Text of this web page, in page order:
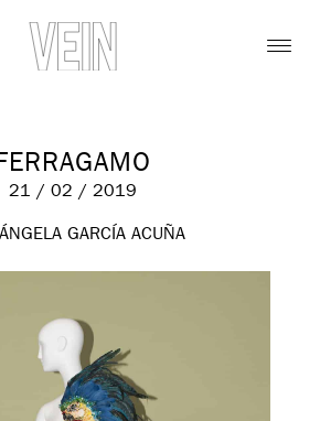
21 / 02 / 2019
GARCÍA ACUÑA